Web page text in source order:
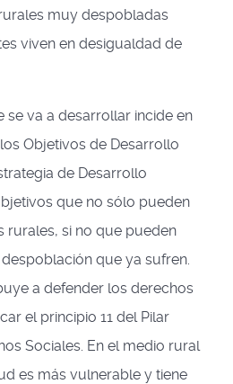
muy despobladas
viven en desigualdad de
se va a desarrollar incide en
Objetivos de Desarrollo
de Desarrollo
que no sólo pueden
rurales, si no que pueden
que ya sufren.
a defender los derechos
el principio 11 del Pilar
Sociales. En el medio rural
es más vulnerable y tiene